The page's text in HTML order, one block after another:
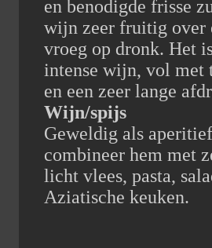
en benodigde frisse
wijn zeer fruitig over
vroeg op dronk. Het
intense wijn, vol met
en een zeer lange
Wijn/spijs
Geweldig als
combineer hem met
licht vlees, pasta,
Aziatische keuken.